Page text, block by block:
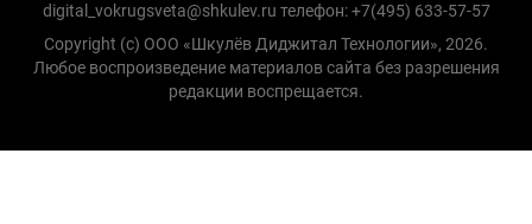
digital_vokrugsveta@shkulev.ru телефон: +7(495) 633-57-57
Copyright (с) ООО «Шкулёв Диджитал Технологии», 2026.
Любое воспроизведение материалов сайта без разрешения
редакции воспрещается.